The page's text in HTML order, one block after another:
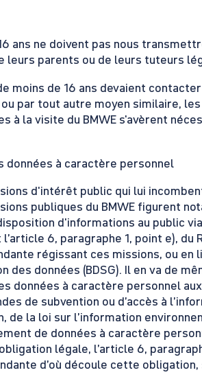
ans ne doivent pas nous
leurs parents ou de leurs tuteurs
moins de 16 ans devaient
par tout autre moyen similaire, les
à la visite du BMWE s'avèrent
données à caractère personnel
d'intérêt public qui lui
publiques du BMWE figurent
d'informations au public
6, paragraphe 1, point e), du
régissant ces missions, ou en
données (BDSG). Il en va de
données à caractère personnel
de subvention ou d’accès à
de la loi sur l’information
de données à caractère
légale, l’article 6,
d’où découle cette